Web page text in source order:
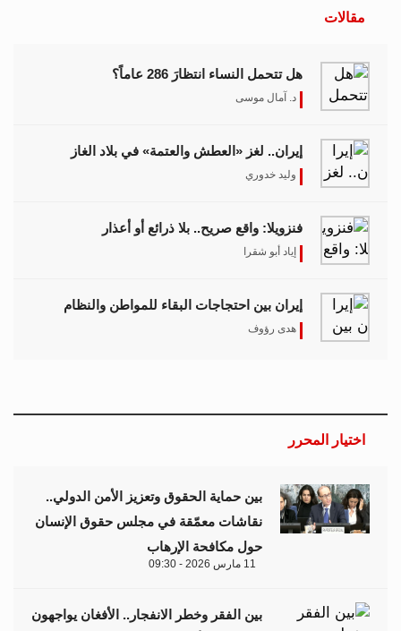
مقالات
هل تتحمل النساء انتظارَ 286 عاماً؟
د. آمال موسى
إيران.. لغز «العطش والعتمة» في بلاد الغاز
وليد خدوري
فنزويلا: واقع صريح.. بلا ذرائع أو أعذار
إياد أبو شقرا
إيران بين احتجاجات البقاء للمواطن والنظام
هدى رؤوف
اختيار المحرر
بين حماية الحقوق وتعزيز الأمن الدولي..
نقاشات معمّقة في مجلس حقوق الإنسان
حول مكافحة الإرهاب
11 مارس 2026 - 09:30
بين الفقر وخطر الانفجار.. الأفغان يواجهون